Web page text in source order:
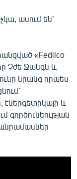
ասում են՝
«Fedilco
Չժե Ջանգն և
նրանց որպես
և
գործունեության